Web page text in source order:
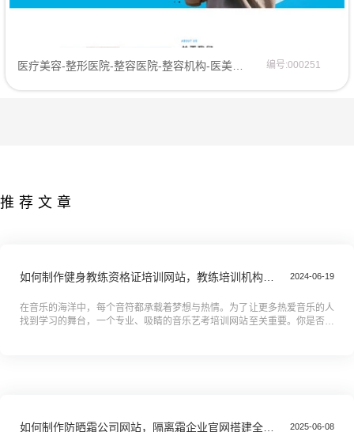
编号:000251
推荐文章
2024-06-19
在音乐的海洋中，每个音符都承载着梦想与热情。为了让更多热爱音乐的人
找到学习的舞台，一个专业、吸睛的音乐艺考培训网站至关重要。你是否正
2025-06-08